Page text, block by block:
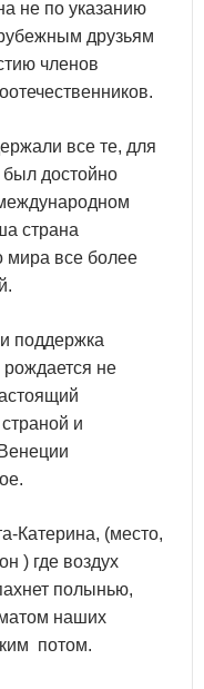
не по указанию
друзьям
членов
все те, для
был достойно
страна
мира все более
поддержка
не
и
Катерина, (место,
) где воздух
полынью,
наших
потом.